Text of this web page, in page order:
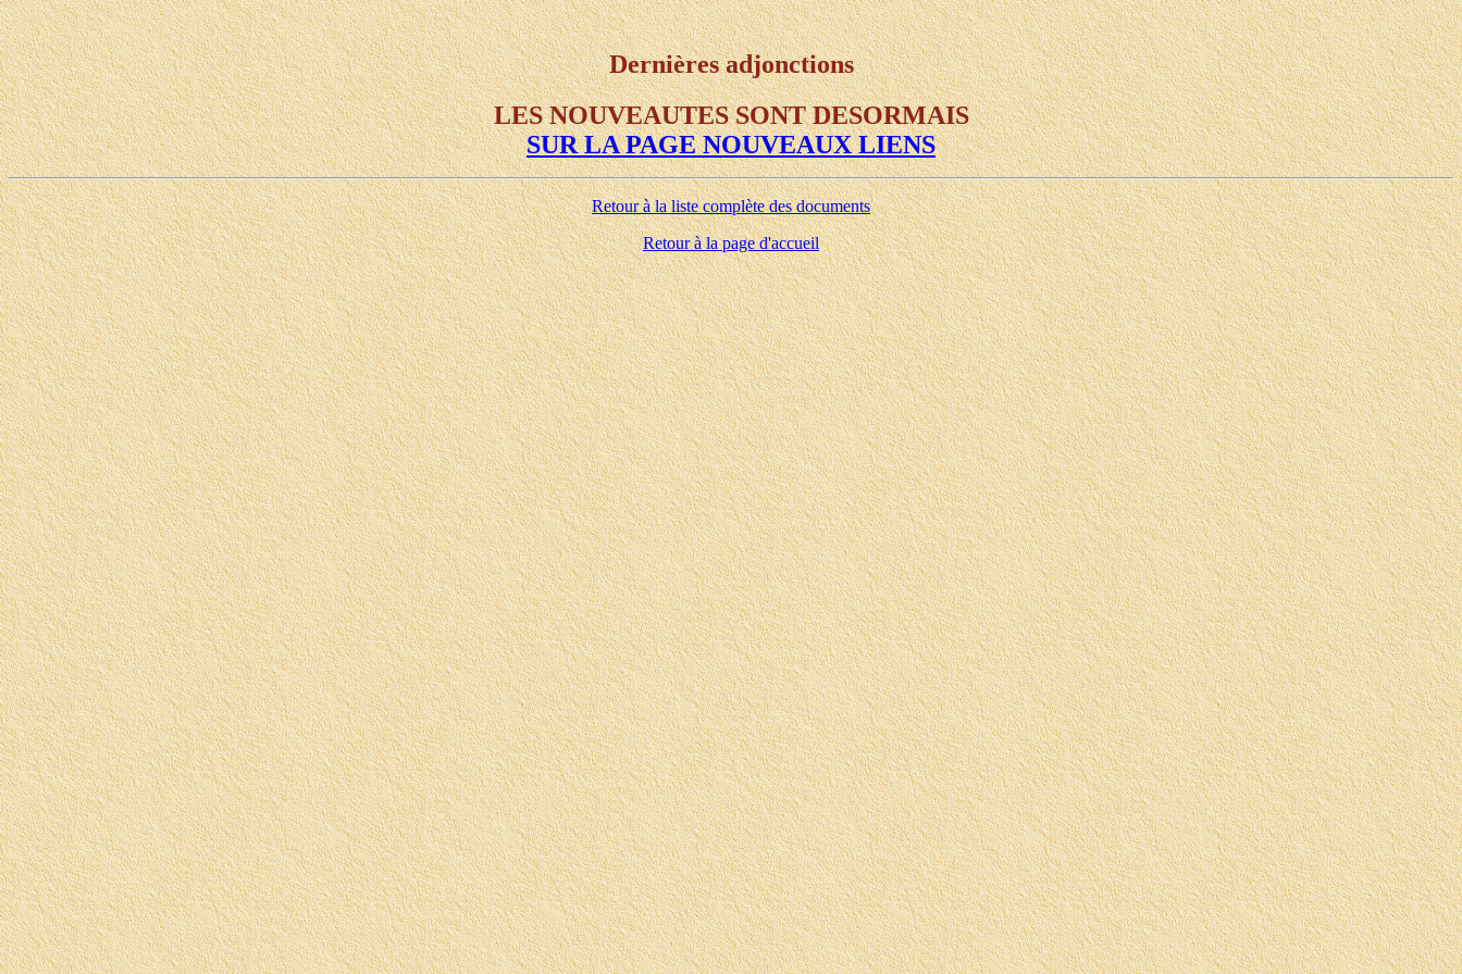
Dernières adjonctions
LES NOUVEAUTES SONT DESORMAIS
SUR LA PAGE NOUVEAUX LIENS
Retour à la liste complète des documents
Retour à la page d'accueil